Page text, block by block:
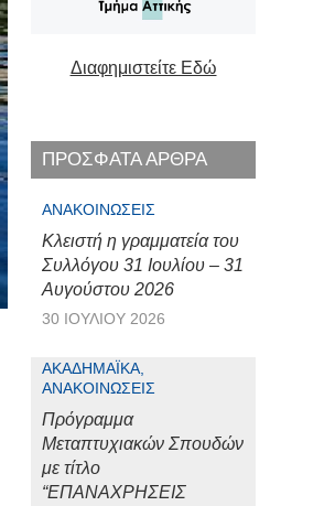
Διαφημιστείτε Εδώ
ΠΡΟΣΦΑΤΑ ΑΡΘΡΑ
ΑΝΑΚΟΙΝΏΣΕΙΣ
Κλειστή η γραμματεία του
Συλλόγου 31 Ιουλίου – 31
Αυγούστου 2026
30 ΙΟΥΛΊΟΥ 2026
ΑΚΑΔΗΜΑΪΚΆ,
ΑΝΑΚΟΙΝΏΣΕΙΣ
Πρόγραμμα
Μεταπτυχιακών Σπουδών
με τίτλο
“ΕΠΑΝΑΧΡΗΣΕΙΣ